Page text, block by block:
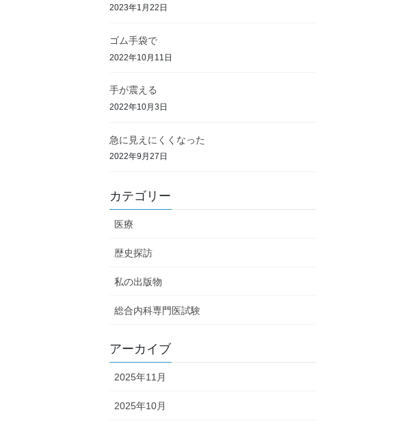
2023年1月22日
ゴム手袋で
2022年10月11日
手が震える
2022年10月3日
急に見えにくくなった
2022年9月27日
カテゴリー
医療
歴史探訪
私の出版物
総合内科専門医試験
アーカイブ
2025年11月
2025年10月